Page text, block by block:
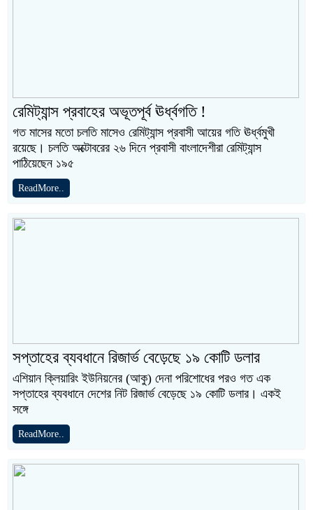
রেমিট্যান্স প্রবাহের অভূতপূর্ব ঊর্ধ্বগতি !
গত মাসের মতো চলতি মাসেও রেমিট্যান্স প্রবাসী আয়ের গতি ঊর্ধ্বমুখী
রয়েছে। চলতি অক্টোবরের ২৬ দিনে প্রবাসী বাংলাদেশীরা রেমিট্যান্স
পাঠিয়েছেন ১৯৫
ReadMore..
সপ্তাহের ব্যবধানে রিজার্ভ বেড়েছে ১৯ কোটি ডলার
এশিয়ান ক্লিয়ারিং ইউনিয়নের (আকু) দেনা পরিশোধের পরও গত এক
সপ্তাহের ব্যবধানে দেশের নিট রিজার্ভ বেড়েছে ১৯ কোটি ডলার। একই
সঙ্গে
ReadMore..